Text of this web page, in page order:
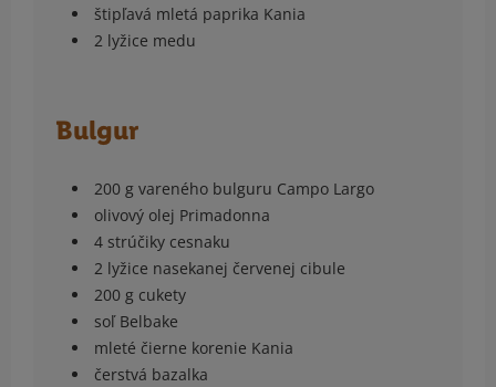
štipľavá mletá paprika Kania
2 lyžice medu
Bulgur
200 g vareného bulguru Campo Largo
olivový olej Primadonna
4 strúčiky cesnaku
2 lyžice nasekanej červenej cibule
200 g cukety
soľ Belbake
mleté čierne korenie Kania
čerstvá bazalka